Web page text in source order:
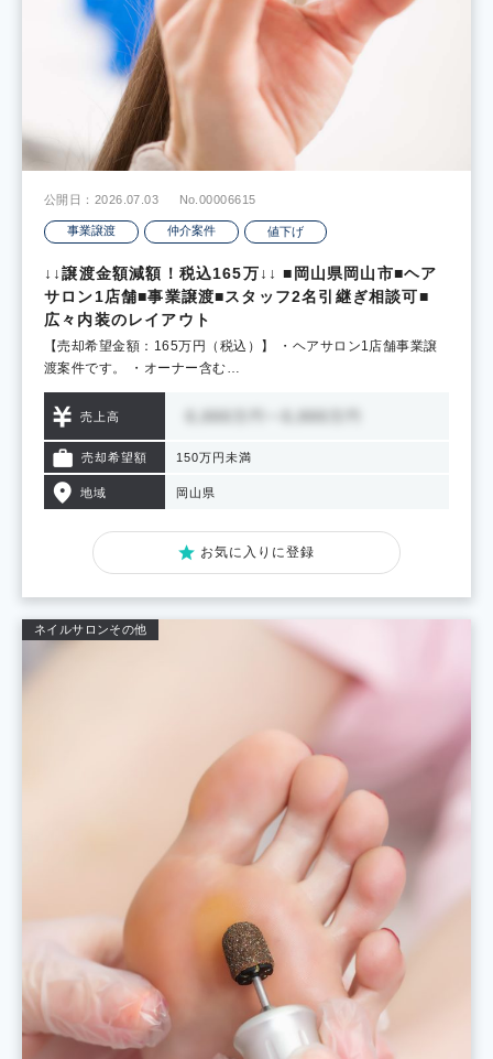
公開日：2026.07.03 No.00006615
事業譲渡 仲介案件 値下げ
↓↓譲渡金額減額！税込165万↓↓ ■岡山県岡山市■ヘア
サロン1店舗■事業譲渡■スタッフ2名引継ぎ相談可■
広々内装のレイアウト
【売却希望金額：165万円（税込）】 ・ヘアサロン1店舗事業譲
渡案件です。 ・オーナー含む…
売上高
売却希望額 150万円未満
地域 岡山県
お気に入りに登録
ネイルサロンその他